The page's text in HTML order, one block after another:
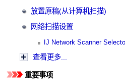
放置原稿(从计算机扫描)
网络扫描设置
IJ Network Scanner
查看更多...
重要事项